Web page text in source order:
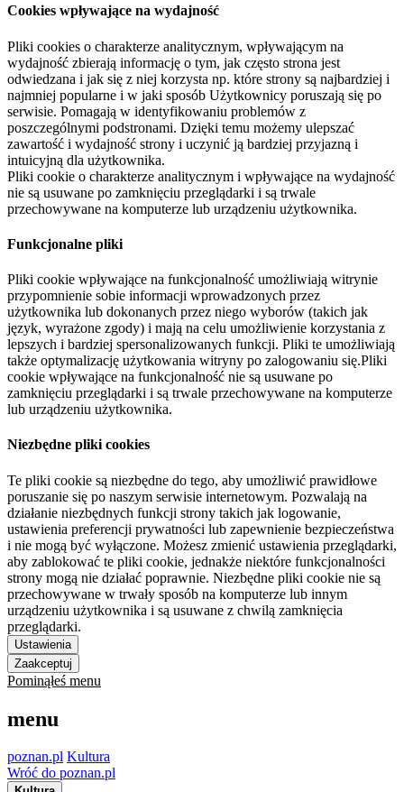
Cookies wpływające na wydajność
Pliki cookies o charakterze analitycznym, wpływającym na
wydajność zbierają informację o tym, jak często strona jest
odwiedzana i jak się z niej korzysta np. które strony są najbardziej i
najmniej popularne i w jaki sposób Użytkownicy poruszają się po
serwisie. Pomagają w identyfikowaniu problemów z
poszczególnymi podstronami. Dzięki temu możemy ulepszać
zawartość i wydajność strony i uczynić ją bardziej przyjazną i
intuicyjną dla użytkownika.
Pliki cookie o charakterze analitycznym i wpływające na wydajność
nie są usuwane po zamknięciu przeglądarki i są trwale
przechowywane na komputerze lub urządzeniu użytkownika.
Funkcjonalne pliki
Pliki cookie wpływające na funkcjonalność umożliwiają witrynie
przypomnienie sobie informacji wprowadzonych przez
użytkownika lub dokonanych przez niego wyborów (takich jak
język, wyrażone zgody) i mają na celu umożliwienie korzystania z
lepszych i bardziej spersonalizowanych funkcji. Pliki te umożliwiają
także optymalizację użytkowania witryny po zalogowaniu się.Pliki
cookie wpływające na funkcjonalność nie są usuwane po
zamknięciu przeglądarki i są trwale przechowywane na komputerze
lub urządzeniu użytkownika.
Niezbędne pliki cookies
Te pliki cookie są niezbędne do tego, aby umożliwić prawidłowe
poruszanie się po naszym serwisie internetowym. Pozwalają na
działanie niezbędnych funkcji strony takich jak logowanie,
ustawienia preferencji prywatności lub zapewnienie bezpieczeństwa
i nie mogą być wyłączone. Możesz zmienić ustawienia przeglądarki,
aby zablokować te pliki cookie, jednakże niektóre funkcjonalności
strony mogą nie działać poprawnie. Niezbędne pliki cookie nie są
przechowywane w trwały sposób na komputerze lub innym
urządzeniu użytkownika i są usuwane z chwilą zamknięcia
przeglądarki.
Ustawienia
Zaakceptuj
Pominąłeś menu
menu
poznan.pl Kultura
Wróć do poznan.pl